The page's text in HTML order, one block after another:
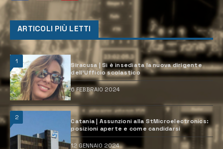
ARTICOLI PIÙ LETTI
1
Siracusa | Si è insediata la nuova dirigente
dell’Ufficio scolastico
6 FEBBRAIO 2024
2
Catania | Assunzioni alla StMicroelectronics:
posizioni aperte e come candidarsi
12 GENNAIO 2024